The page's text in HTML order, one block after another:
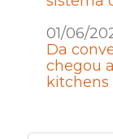
01/06/
Da
chegou
kitchens